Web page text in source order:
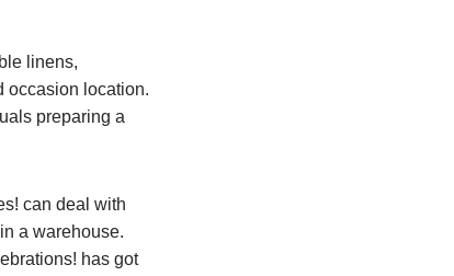
linens,
occasion location.
preparing a
can deal with
a warehouse.
has got